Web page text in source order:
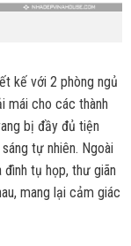
kế với 2 phòng ngủ
mái cho các thành
bị đầy đủ tiện
tự nhiên. Ngoài
tụ họp, thư giãn
mang lại cảm giác